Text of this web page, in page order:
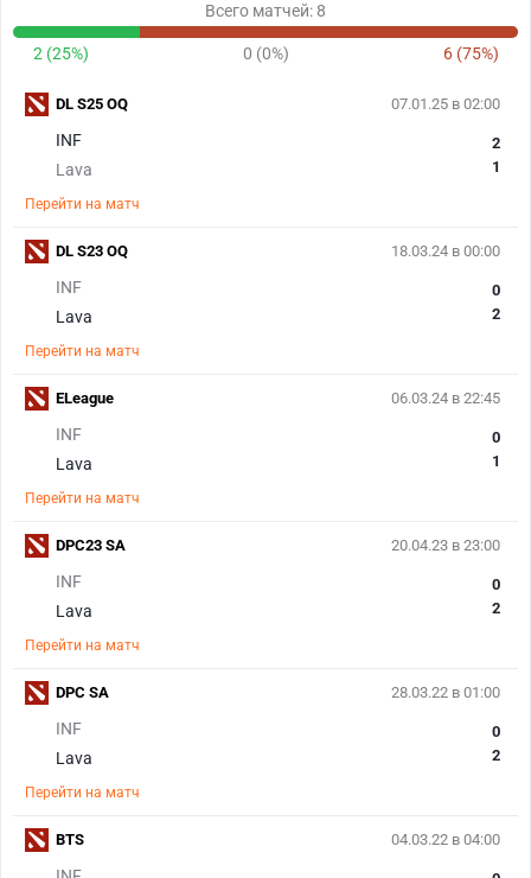
Всего матчей: 8
2 (25%) 0 (0%) 6 (75%)
07.01.25 в 02:00
INF
Lava
2
1
Перейти на матч
DL S25 OQ
18.03.24 в 00:00
INF
Lava
0
2
Перейти на матч
DL S23 OQ
06.03.24 в 22:45
INF
Lava
0
1
Перейти на матч
ELeague
20.04.23 в 23:00
INF
Lava
0
2
Перейти на матч
DPC23 SA
28.03.22 в 01:00
INF
Lava
0
2
Перейти на матч
DPC SA
04.03.22 в 04:00
BTS